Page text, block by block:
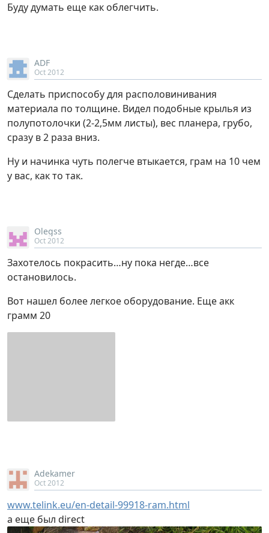
Буду думать еще как облегчить.
ADF
Oct 2012
Сделать приспособу для располовинивания
материала по толщине. Видел подобные крылья из
полупотолочки (2-2,5мм листы), вес планера, грубо,
сразу в 2 раза вниз.
Ну и начинка чуть полегче втыкается, грам на 10 чем
у вас, как то так.
Olegss
Oct 2012
Захотелось покрасить…ну пока негде…все
остановилось.
Вот нашел более легкое оборудование. Еще акк
грамм 20
Adekamer
Oct 2012
www.telink.eu/en-detail-99918-ram.html
а еще был direct